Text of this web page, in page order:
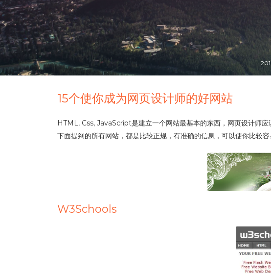
15个使你成为网页设计师的好网站
HTML, Css, JavaScript是建立一个网站最基本的东西，网页设计师
下面提到的所有网站，都是比较正规，有准确的信息，可以使你比较容
W3Schools